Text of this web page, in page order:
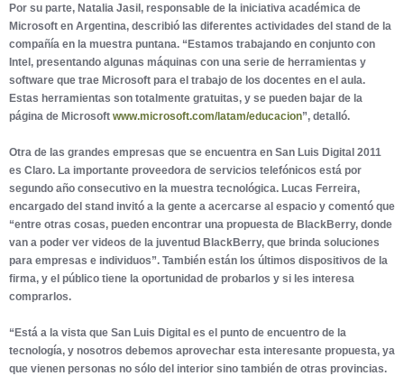
Por su parte, Natalia Jasil, responsable de la iniciativa académica de
Microsoft en Argentina, describió las diferentes actividades del stand de la
compañía en la muestra puntana. “Estamos trabajando en conjunto con
Intel, presentando algunas máquinas con una serie de herramientas y
software que trae Microsoft para el trabajo de los docentes en el aula.
Estas herramientas son totalmente gratuitas, y se pueden bajar de la
página de Microsoft www.microsoft.com/latam/educacion”, detalló.
Otra de las grandes empresas que se encuentra en San Luis Digital 2011
es Claro. La importante proveedora de servicios telefónicos está por
segundo año consecutivo en la muestra tecnológica. Lucas Ferreira,
encargado del stand invitó a la gente a acercarse al espacio y comentó que
“entre otras cosas, pueden encontrar una propuesta de BlackBerry, donde
van a poder ver videos de la juventud BlackBerry, que brinda soluciones
para empresas e individuos”. También están los últimos dispositivos de la
firma, y el público tiene la oportunidad de probarlos y si les interesa
comprarlos.
“Está a la vista que San Luis Digital es el punto de encuentro de la
tecnología, y nosotros debemos aprovechar esta interesante propuesta, ya
que vienen personas no sólo del interior sino también de otras provincias.